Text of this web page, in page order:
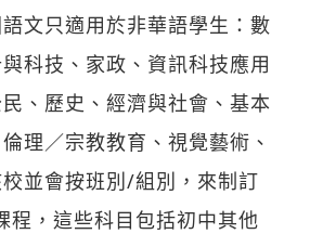
文只適用於非華語學生：數
科技、家政、資訊科技應用
、歷史、經濟與社會、基本
理／宗教教育、視覺藝術、
並會按班別/組別，來制訂
程，這些科目包括初中其他